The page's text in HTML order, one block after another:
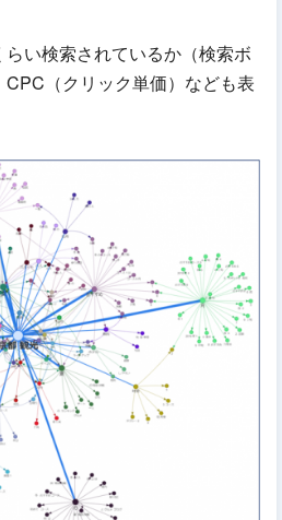
い検索されているか（検索ボ
（クリック単価）なども表